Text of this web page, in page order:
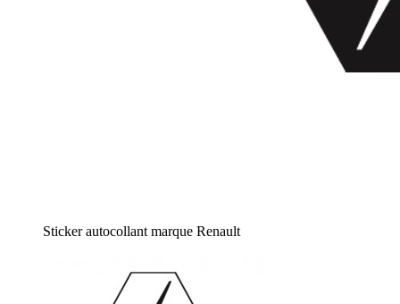
Sticker autocollant marque Renault